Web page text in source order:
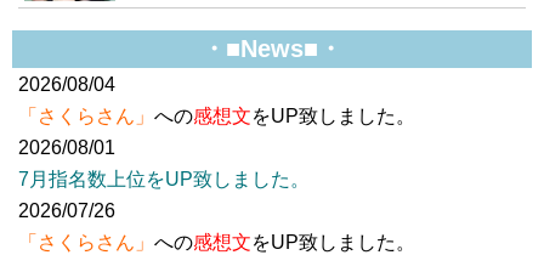
・■News■・
2026/08/04
「さくらさん」 への感想文をUP致しました。
2026/08/01
7月指名数上位をUP致しました。
2026/07/26
「さくらさん」 への感想文をUP致しました。